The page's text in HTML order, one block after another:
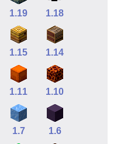
1.19 1.18
1.15 1.14
1.11 1.10
1.7 1.6